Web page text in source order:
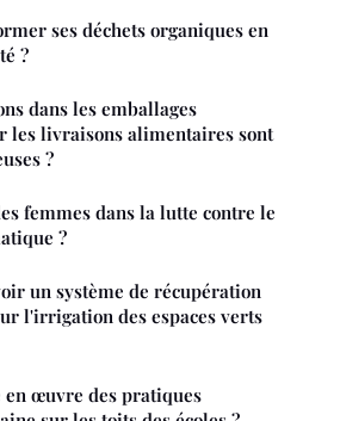
ses déchets organiques en
?
dans les emballages
les livraisons alimentaires sont
?
femmes dans la lutte contre le
?
un système de récupération
l'irrigation des espaces verts
œuvre des pratiques